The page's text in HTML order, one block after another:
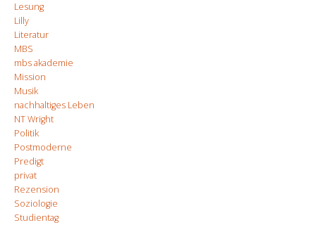
Lesung
Lilly
Literatur
MBS
mbs akademie
Mission
Musik
nachhaltiges Leben
NT Wright
Politik
Postmoderne
Predigt
privat
Rezension
Soziologie
Studientag